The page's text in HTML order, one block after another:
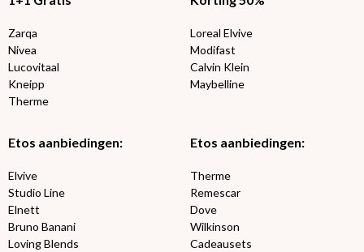
Zarqa
Nivea
Lucovitaal
Kneipp
Therme
Loreal Elvive
Modifast
Calvin Klein
Maybelline
Etos aanbiedingen:
Elvive
Studio Line
Elnett
Bruno Banani
Loving Blends
Etos aanbiedingen:
Therme
Remescar
Dove
Wilkinson
Cadeausets